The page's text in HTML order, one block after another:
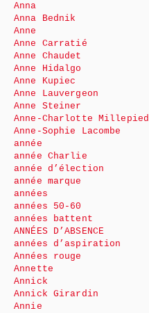
Anna
Anna Bednik
Anne
Anne Carratié
Anne Chaudet
Anne Hidalgo
Anne Kupiec
Anne Lauvergeon
Anne Steiner
Anne-Charlotte Millepied
Anne-Sophie Lacombe
année
année Charlie
année d’élection
année marque
années
années 50-60
années battent
ANNÉES D’ABSENCE
années d’aspiration
Années rouge
Annette
Annick
Annick Girardin
Annie